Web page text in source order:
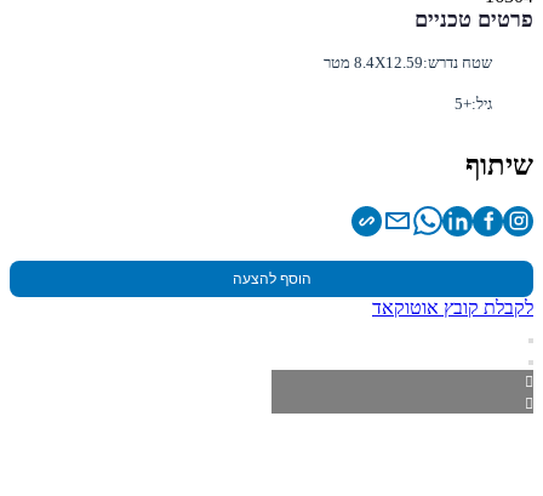
פרטים טכניים
שטח נדרש:8.4X12.59 מטר
גיל:+5
שיתוף
הוסף להצעה
לקבלת קובץ אוטוקאד